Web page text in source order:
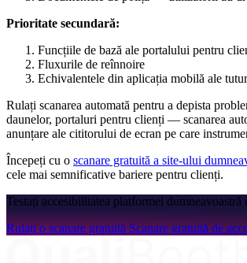
Prioritate secundară:
Funcțiile de bază ale portalului pentru
Fluxurile de reînnoire
Echivalentele din aplicația mobilă ale
Rulați scanarea automată pentru a depista
daunelor, portaluri pentru clienți — scanarea
anunțare ale cititorului de ecran pe care
Începeți cu o scanare gratuită a site-ului
cele mai semnificative bariere pentru clienți.
Testați accesibilitatea platformei dumneavoastră
Rulați o scanare gratuită Scanare gratuită de